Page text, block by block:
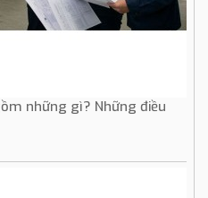
những gì? Những điều